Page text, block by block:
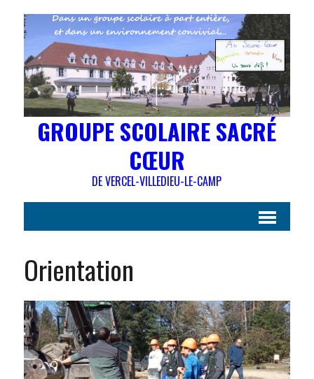
GROUPE SCOLAIRE SACRÉ
CŒUR
DE VERCEL-VILLEDIEU-LE-CAMP
Orientation